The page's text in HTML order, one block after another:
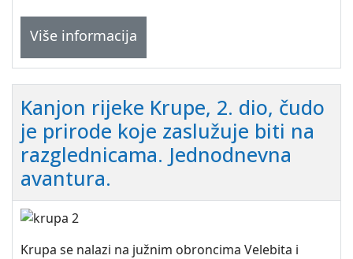
Više informacija
Kanjon rijeke Krupe, 2. dio, čudo
je prirode koje zaslužuje biti na
razglednicama. Jednodnevna
avantura.
Krupa se nalazi na južnim obroncima Velebita i